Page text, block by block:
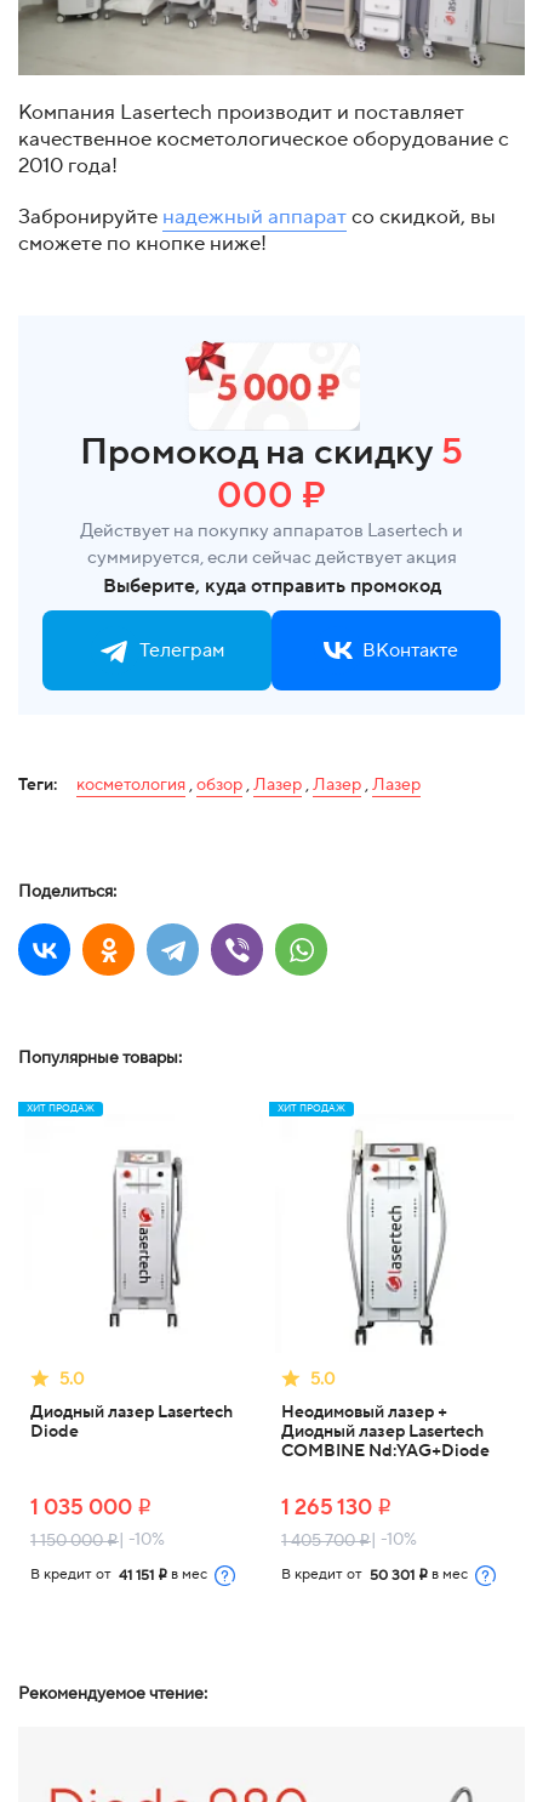
Компания Lasertech производит и поставляет
качественное косметологическое оборудование с
2010 года!
Забронируйте надежный аппаратсо скидкой, вы
сможете по кнопке ниже!
Промокод на скидку 5
000 ₽
Действует на покупку аппаратов Lasertech и
суммируется, если сейчас действует акция
Выберите, куда отправить промокод
Телеграм ВКонтакте
Теги: косметология,обзор,Лазер,Лазер,Лазер
Поделиться:
Популярные товары:
ХИТ ПРОДАЖ
5.0
Диодный лазер Lasertech
Diode
1 035 000 i
1 150 000i| -10%
В кредит от 41 151 i в мес
ХИТ ПРОДАЖ
5.0
Неодимовый лазер +
Диодный лазер Lasertech
COMBINE Nd:YAG+Diode
1 265 130 i
1 405 700i| -10%
В кредит от 50 301 i в мес
Рекомендуемое чтение: